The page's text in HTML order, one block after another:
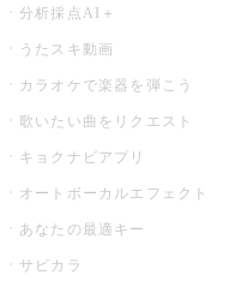
分析採点AI＋
うたスキ動画
カラオケで楽器を弾こう
歌いたい曲をリクエスト
キョクナビアプリ
オートボーカルエフェクト
あなたの最適キー
サビカラ